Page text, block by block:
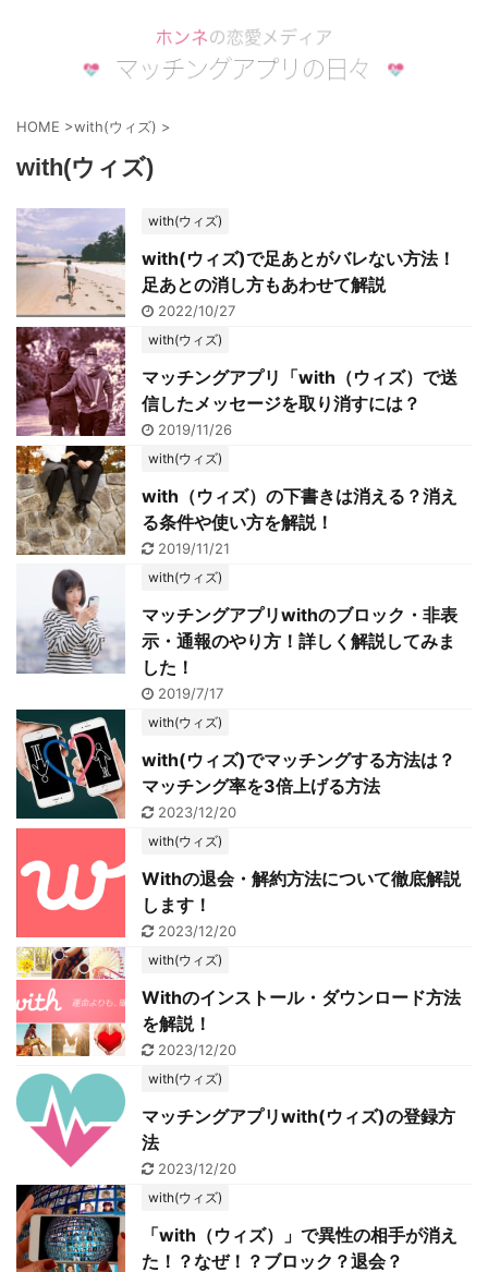
HOME >with(ウィズ) >
with(ウィズ)
with(ウィズ)
with(ウィズ)で足あとがバレない方法！
足あとの消し方もあわせて解説
2022/10/27
with(ウィズ)
マッチングアプリ「with（ウィズ）で送
信したメッセージを取り消すには？
2019/11/26
with(ウィズ)
with（ウィズ）の下書きは消える？消え
る条件や使い方を解説！
2019/11/21
with(ウィズ)
マッチングアプリwithのブロック・非表
示・通報のやり方！詳しく解説してみま
した！
2019/7/17
with(ウィズ)
with(ウィズ)でマッチングする方法は？
マッチング率を3倍上げる方法
2023/12/20
with(ウィズ)
Withの退会・解約方法について徹底解説
します！
2023/12/20
with(ウィズ)
Withのインストール・ダウンロード方法
を解説！
2023/12/20
with(ウィズ)
マッチングアプリwith(ウィズ)の登録方
法
2023/12/20
with(ウィズ)
「with（ウィズ）」で異性の相手が消え
た！？なぜ！？ブロック？退会？